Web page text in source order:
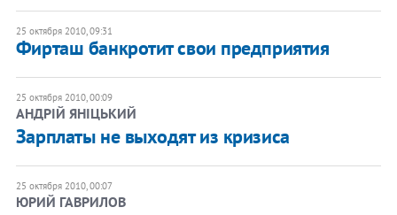
25 октября 2010, 09:31
Фирташ банкротит свои предприятия
25 октября 2010, 00:09
АНДРІЙ ЯНІЦЬКИЙ
​Зарплаты не выходят из кризиса
25 октября 2010, 00:07
ЮРИЙ ГАВРИЛОВ